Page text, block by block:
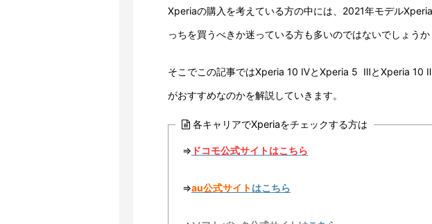
Xperiaの購入を考えている方の中には、2021年モデル
っちを買うべきか迷っている方も多いのではないでしょうか
そこでこの記事ではXperia 10 ⅣとXperia 5 ⅢとXperia 10
がおすすめなのかを解説していきます。
各キャリアでXperiaをチェックする方は
⇒ ドコモ公式サイトはこちら
⇒au公式サイトはこちら